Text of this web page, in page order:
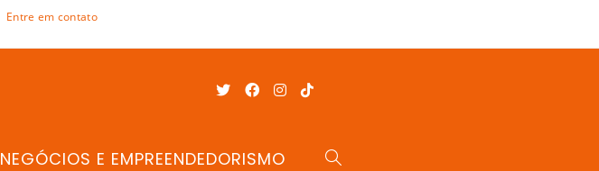
Entre em contato
NEGÓCIOS E EMPREENDEDORISMO